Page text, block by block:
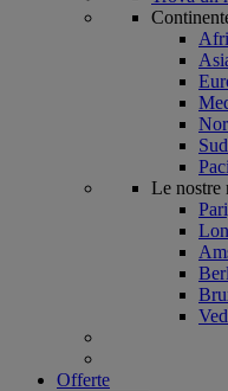
Le nostre
Offerte